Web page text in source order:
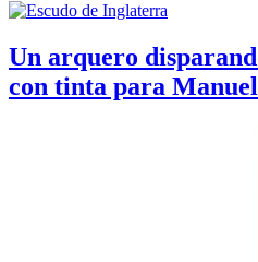
Un arquero
con tinta para